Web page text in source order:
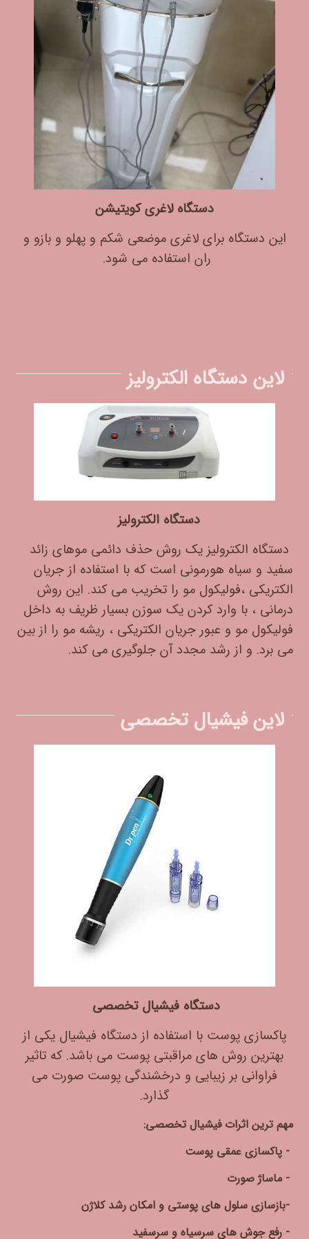
دستگاه لاغری کویتیشن
این دستگاه برای لاغری موضعی شکم و پهلو و بازو و
ران استفاده می شود.
لاین دستگاه الکترولیز
دستگاه الکترولیز
دستگاه الکترولیز یک روش حذف دائمی موهای زائد
سفید و سیاه هورمونی است که با استفاده از جریان
الکتریکی ،فولیکول مو را تخریب می کند. این روش
درمانی ، با وارد کردن یک سوزن بسیار ظریف به داخل
فولیکول مو و عبور جریان الکتریکی ، ریشه مو را از بین
می برد. و از رشد مجدد آن جلوگیری می کند.
لاین فیشیال تخصصی
دستگاه فیشیال تخصصی
پاکسازی پوست با استفاده از دستگاه فیشیال یکی از
بهترین روش های مراقبتی پوست می باشد. که تاثیر
فراوانی بر زیبایی و درخشندگی پوست صورت می
گذارد.
مهم ترین اثرات فیشیال تخصصی:
- پاکسازی عمقی پوست
- ماساژ صورت
-بازسازی سلول های پوستی و امکان رشد کلاژن
- رفع جوش های سرسیاه و سرسفید